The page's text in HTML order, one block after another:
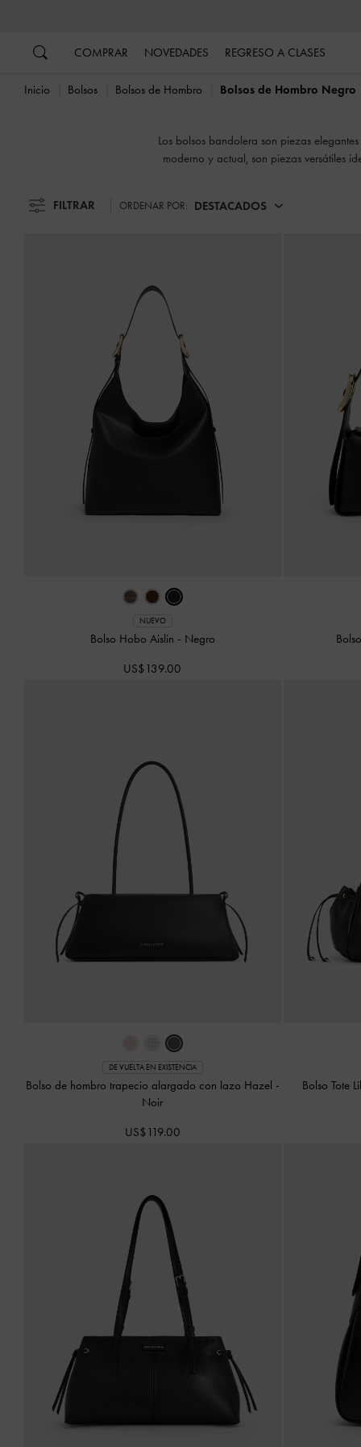
COMPRAR NOVEDADES REGRESO A CLASES
Inicio Bolsos Bolsos de Hombro Bolsos de Hombro Negro
Los bolsos bandolera son piezas
moderno y actual, son piezas versátiles
FILTRAR ORDENAR POR: DESTACADOS
NUEVO
Bolso Hobo Aislin - Negro
US$139.00
DE VUELTA EN EXISTENCIA
Bolso de hombro trapecio alargado con lazo Hazel -
Noir
US$119.00
Bolso Tote